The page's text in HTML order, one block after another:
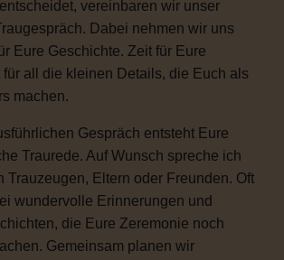
vereinbaren wir unser
Dabei nehmen wir uns
Eure Geschichte. Zeit für Eure
all die kleinen Details, die Euch als
machen.
Gespräch entsteht Eure
Traurede. Auf Wunsch spreche ich
Trauzeugen, Eltern oder Freunden. Oft
wundervolle Erinnerungen und
die Eure Zeremonie noch
Gemeinsam planen wir